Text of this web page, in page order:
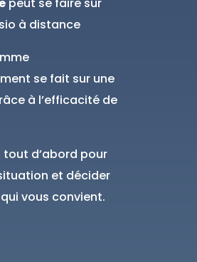
à distance
se fait sur une
à l’efficacité de
d’abord pour
et décider
vous convient.